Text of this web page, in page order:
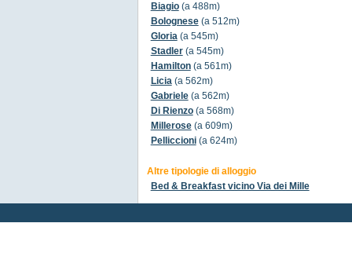
Biagio(a 488m)
Bolognese(a 512m)
Gloria(a 545m)
Stadler(a 545m)
Hamilton(a 561m)
Licia(a 562m)
Gabriele(a 562m)
Di Rienzo(a 568m)
Millerose(a 609m)
Pelliccioni(a 624m)
Altre tipologie di alloggio
Bed & Breakfast vicino Via dei Mille